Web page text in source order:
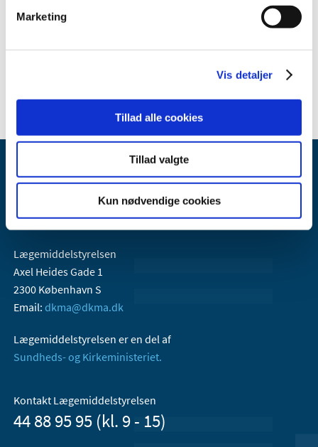
Marketing
Vis detaljer
Tillad alle cookies
Tillad valgte
Kun nødvendige cookies
2008 (8)
Lægemiddelstyrelsen
Axel Heides Gade 1
2300 København S
Email: dkma@dkma.dk
Lægemiddelstyrelsen er en del af
Sundheds- og Kirkeministeriet.
Kontakt Lægemiddelstyrelsen
44 88 95 95 (kl. 9 - 15)